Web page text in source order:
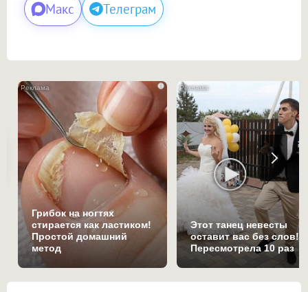
Макс Телеграм
i
Грибок на ногтях
стирается как ластиком!
Простой домашний
метод
Этот танец невесты
оставит вас без слов!
Пересмотрела 10 раз